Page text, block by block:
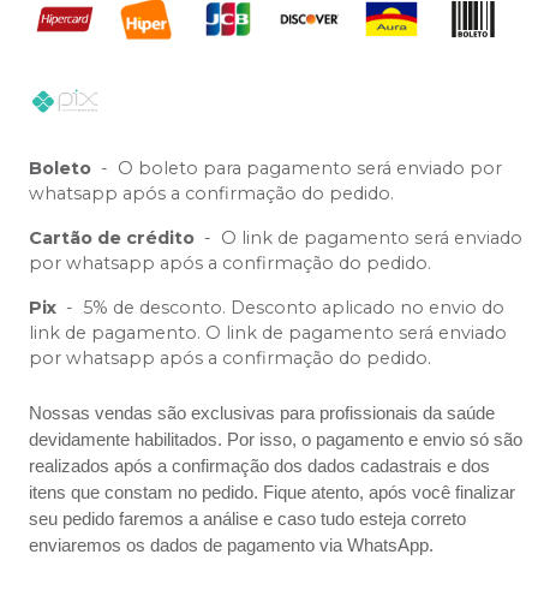
Boleto - O boleto para pagamento será enviado por
whatsapp após a confirmação do pedido.
Cartão de crédito - O link de pagamento será enviado
por whatsapp após a confirmação do pedido.
Pix - 5% de desconto. Desconto aplicado no envio do
link de pagamento. O link de pagamento será enviado
por whatsapp após a confirmação do pedido.
Nossas vendas são exclusivas para profissionais da saúde
devidamente habilitados. Por isso, o pagamento e envio só são
realizados após a confirmação dos dados cadastrais e dos
itens que constam no pedido. Fique atento, após você finalizar
seu pedido faremos a análise e caso tudo esteja correto
enviaremos os dados de pagamento via WhatsApp.